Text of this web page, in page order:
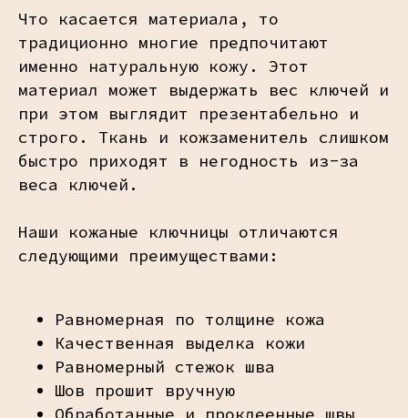
Что касается материала, то
традиционно многие предпочитают
именно натуральную кожу. Этот
материал может выдержать вес ключей и
при этом выглядит презентабельно и
строго. Ткань и кожзаменитель слишком
быстро приходят в негодность из-за
веса ключей.
Наши кожаные ключницы отличаются
следующими преимуществами:
Равномерная по толщине кожа
Качественная выделка кожи
Равномерный стежок шва
Шов прошит вручную